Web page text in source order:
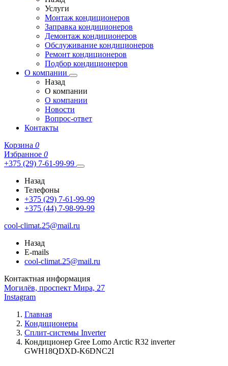
Услуги
Монтаж кондиционеров
Заправка кондиционеров
Демонтаж кондиционеров
Обслуживание кондиционеров
Ремонт кондиционеров
Подбор кондиционеров
О компании
Назад
О компании
О компании
Новости
Вопрос-ответ
Контакты
Корзина 0
Избранное 0
+375 (29) 7-61-99-99
Назад
Телефоны
+375 (29) 7-61-99-99
+375 (44) 7-98-99-99
cool-climat.25@mail.ru
Назад
E-mails
cool-climat.25@mail.ru
Контактная информация
Могилёв, проспект Мира, 27
Instagram
Главная
Кондиционеры
Сплит-системы Inverter
Кондиционер Gree Lomo Arctic R32 inverter
GWH18QDXD-K6DNC2I